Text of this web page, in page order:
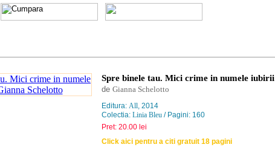
Spre binele tau. Mici crime in numele iubirii
de Gianna Schelotto
Editura: All, 2014
Colectia: Linia Bleu / Pagini: 160
Pret: 20.00 lei
Click aici pentru a citi gratuit 18 pagini